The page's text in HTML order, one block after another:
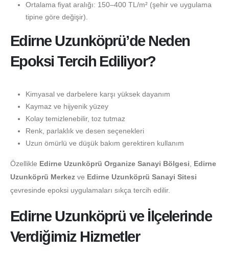
Ortalama fiyat aralığı: 150–400 TL/m² (şehir ve uygulama
tipine göre değişir).
Edirne Uzunköprü’de Neden
Epoksi Tercih Ediliyor?
Kimyasal ve darbelere karşı yüksek dayanım
Kaymaz ve hijyenik yüzey
Kolay temizlenebilir, toz tutmaz
Renk, parlaklık ve desen seçenekleri
Uzun ömürlü ve düşük bakım gerektiren kullanım
Özellikle Edirne Uzunköprü Organize Sanayi Bölgesi
Edirne
Uzunköprü Merkez ve Edirne Uzunköprü Sanayi Sitesi
çevresinde epoksi uygulamaları sıkça tercih edilir.
Edirne Uzunköprü ve İlçelerinde
Verdiğimiz Hizmetler